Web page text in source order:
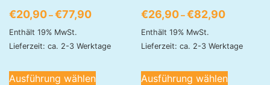
€20,90–€77,90
Enthält 19% MwSt.
Lieferzeit: ca. 2-3 Werktage
Ausführung wählen
€26,90–€82,90
Enthält 19% MwSt.
Lieferzeit: ca. 2-3 Werktage
Ausführung wählen